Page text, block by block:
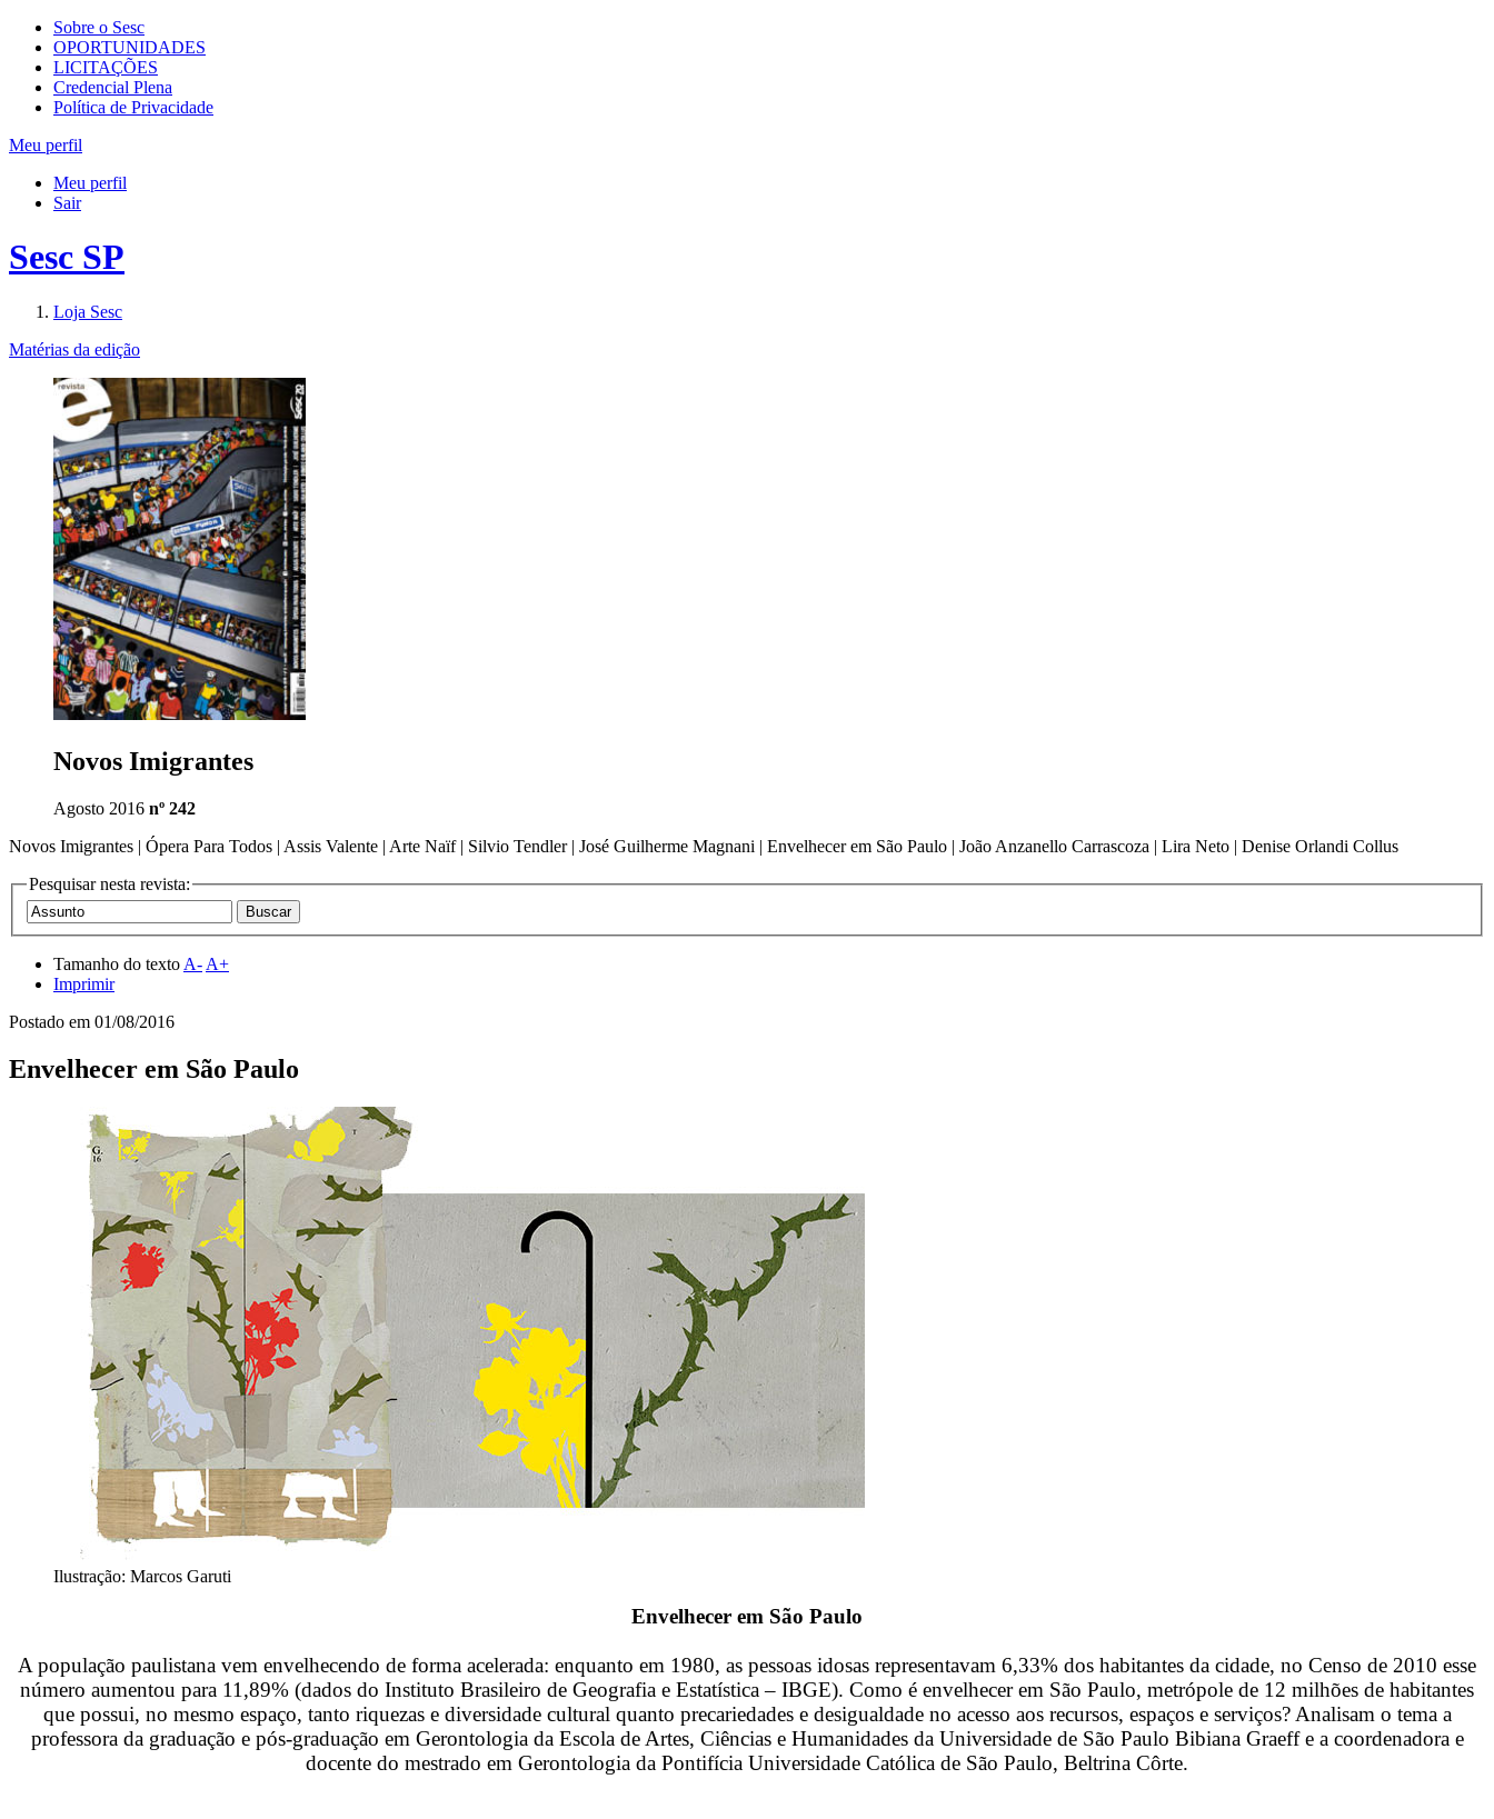
Sobre o Sesc
OPORTUNIDADES
LICITAÇÕES
Credencial Plena
Política de Privacidade
Meu perfil
Meu perfil
Sair
Sesc SP
Loja Sesc
Matérias da edição
Novos Imigrantes
Agosto 2016 nº 242
Novos Imigrantes | Ópera Para Todos | Assis Valente | Arte Naïf | Silvio Tendler | José Guilherme Magnani | Envelhecer em São Paulo | João Anzanello Carrascoza | Lira Neto | Denise Orlandi Collus
Pesquisar nesta revista:
Tamanho do texto A- A+
Imprimir
Postado em 01/08/2016
Envelhecer em São Paulo
Ilustração: Marcos Garuti
Envelhecer em São Paulo
A população paulistana vem envelhecendo de forma acelerada: enquanto em 1980, as pessoas idosas representavam 6,33% dos habitantes da cidade, no Censo de 2010 esse
número aumentou para 11,89% (dados do Instituto Brasileiro de Geografia e Estatística – IBGE). Como é envelhecer em São Paulo, metrópole de 12 milhões de habitantes
que possui, no mesmo espaço, tanto riquezas e diversidade cultural quanto precariedades e desigualdade no acesso aos recursos, espaços e serviços? Analisam o tema a
professora da graduação e pós-graduação em Gerontologia da Escola de Artes, Ciências e Humanidades da Universidade de São Paulo Bibiana Graeff e a coordenadora e
docente do mestrado em Gerontologia da Pontifícia Universidade Católica de São Paulo, Beltrina Côrte.